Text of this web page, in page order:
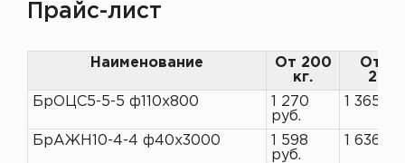
Прайс-лист
Наименование
От 200
кг.
От
200
БрОЦС5-5-5 ф110х800
1 270
руб.
1 365
БрАЖН10-4-4 ф40х3000
1 598
руб.
1 636